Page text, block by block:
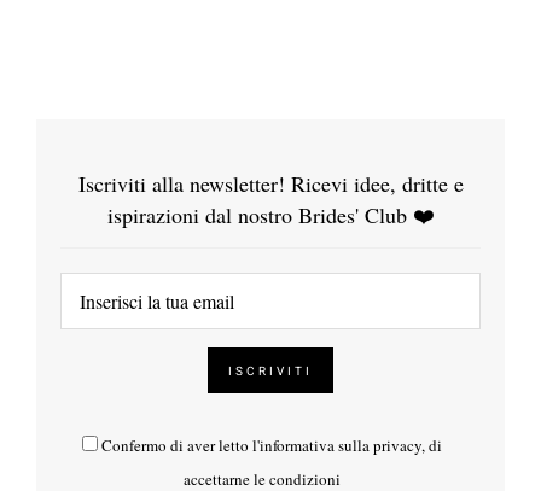
Iscriviti alla newsletter! Ricevi idee, dritte e
ispirazioni dal nostro Brides' Club ❤️
Confermo di aver letto l'informativa sulla privacy, di
accettarne le condizioni